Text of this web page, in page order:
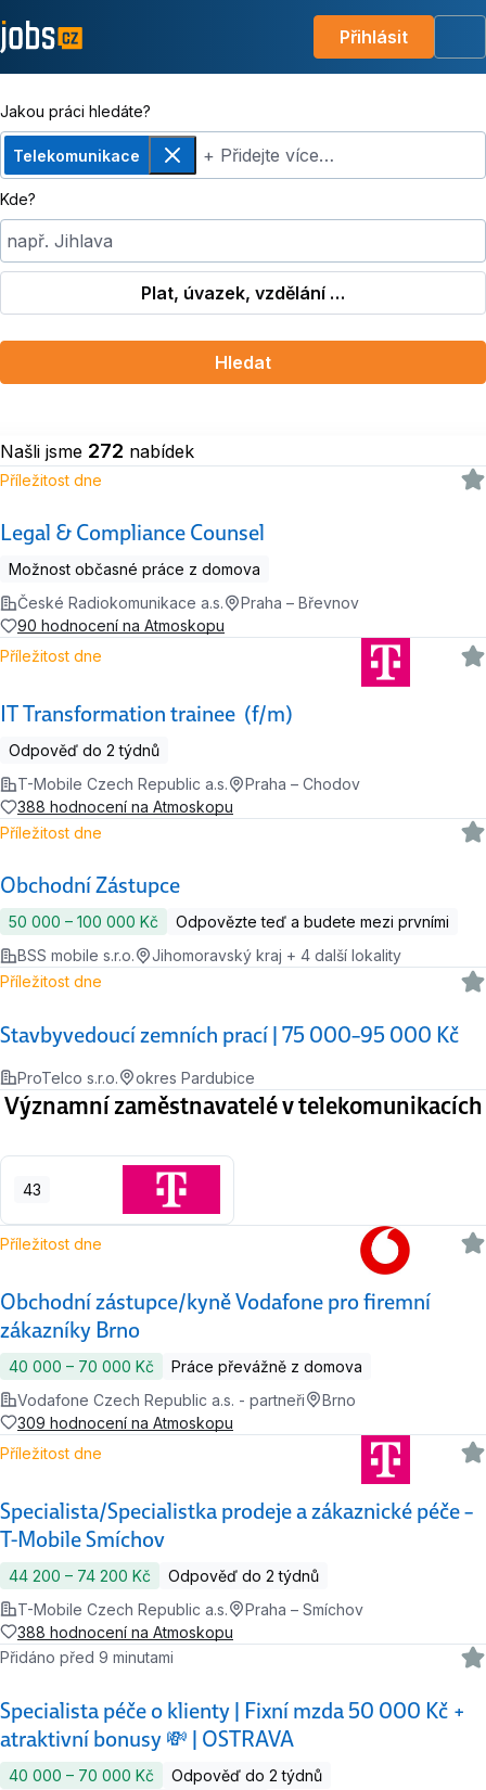
Přihlásit
Jakou práci hledáte?
Telekomunikace
Odebrat+ Přidejte více…
Kde?
např. Jihlava
Plat, úvazek, vzdělání …
Hledat
Našli jsme 272 nabídek
Legal & Compliance Counsel
Příležitost dne
Možnost občasné práce z domova
České Radiokomunikace a.s.
Praha – Břevnov
90 hodnocení na Atmoskopu
IT Transformation trainee (f/m)
Příležitost dne
Odpověď do 2 týdnů
T-Mobile Czech Republic a.s.
Praha – Chodov
388 hodnocení na Atmoskopu
Obchodní Zástupce
Příležitost dne
50 000 ‍–‍ 100 000 Kč
Odpovězte teď a budete mezi prvními
BSS mobile s.r.o.
Jihomoravský kraj + 4 další lokality
Stavbyvedoucí zemních prací | 75 000–95 000 Kč
Příležitost dne
ProTelco s.r.o. okres Pardubice
Významní zaměstnavatelé v telekomunikacích
43
Obchodní zástupce/kyně Vodafone pro firemní
zákazníky Brno
Příležitost dne
40 000 ‍–‍ 70 000 Kč
Práce převážně z domova
Vodafone Czech Republic a.s. - partneři
Brno
309 hodnocení na Atmoskopu
Specialista/Specialistka prodeje a zákaznické péče –
T-Mobile Smíchov
Příležitost dne
44 200 ‍–‍ 74 200 Kč
Odpověď do 2 týdnů
T-Mobile Czech Republic a.s.
Praha – Smíchov
388 hodnocení na Atmoskopu
Specialista péče o klienty | Fixní mzda 50 000 Kč +
atraktivní bonusy 💸 | OSTRAVA
Přidáno před 9 minutami
40 000 ‍–‍ 70 000 Kč
Odpověď do 2 týdnů